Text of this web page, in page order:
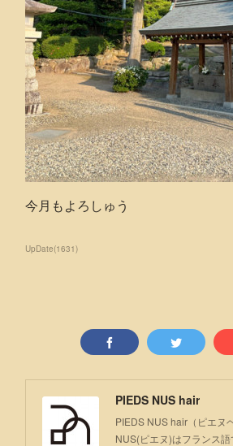
今月もよろしゅう
UpDate(1631)
PIEDS NUS hair
PIEDS NUS hair（ピエヌ
NUS(ピエヌ)はフランス